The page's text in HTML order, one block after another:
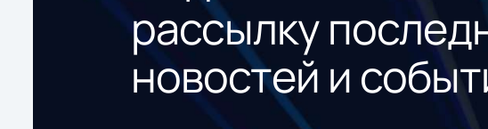
рассылку
новостей и